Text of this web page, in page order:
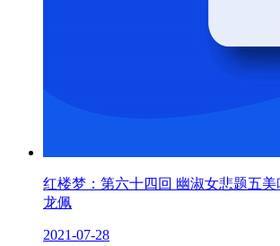
红楼梦：第六十四回 幽淑女悲题五
龙佩
2021-07-28